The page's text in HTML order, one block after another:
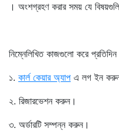
। অংশগ্রহণ করার সময় যে
নিম্নেলিখিত কাজগুলো করে প্রতিদিন
১. কার্ল কেয়ার অ্যাপ এ লগ ইন করুন
২. রিজারভেশন করুন।
৩. অর্ডারটি সম্পন্ন করুন।